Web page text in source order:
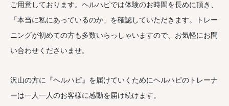
ご用意しております。ヘルハピでは体験のお時間を長めに頂き、
「本当に私にあっているのか」を確認していただきます。トレー
ニングが初めての方も多数いらっしゃいますので、お気軽にお問
い合わせくださいませ。
沢山の方に『ヘルハピ』を届けていくためにヘルハピのトレーナ
ーは一人一人のお客様に感動を届け続けます。